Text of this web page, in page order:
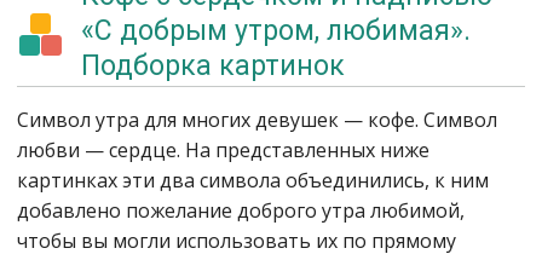
«С добрым утром, любимая».
Подборка картинок
Символ утра для многих девушек — кофе. Символ
любви — сердце. На представленных ниже
картинках эти два символа объединились, к ним
добавлено пожелание доброго утра любимой,
чтобы вы могли использовать их по прямому